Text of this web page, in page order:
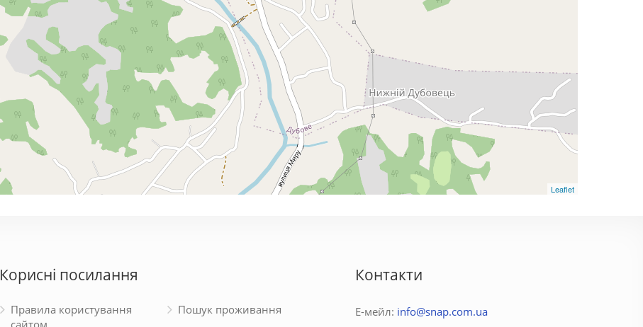
Leaflet
Корисні посилання
Правила користування
сайтом
Пошук проживання
Контакти
Е-мейл: info@snap.com.ua